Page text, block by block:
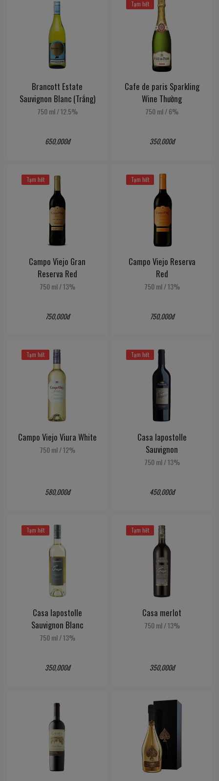
Brancott Estate
Sauvignon Blanc (Trắng)
750 ml /12.5%
650,000đ
Tạm hết
Cafe de paris Sparkling
Wine Thường
750 ml/6%
350,000đ
Tạm hết
Campo Viejo Gran
Reserva Red
750 ml/13%
750,000đ
Tạm hết
Campo Viejo Reserva
Red
750 ml/13%
750,000đ
Tạm hết
Campo Viejo Viura White
750 ml /12%
580,000đ
Tạm hết
Casa lapostolle
Sauvignon
750 ml /13%
450,000đ
Tạm hết
Casa lapostolle
Sauvignon Blanc
750 ml /13%
350,000đ
Tạm hết
Casa merlot
750 ml /13%
350,000đ